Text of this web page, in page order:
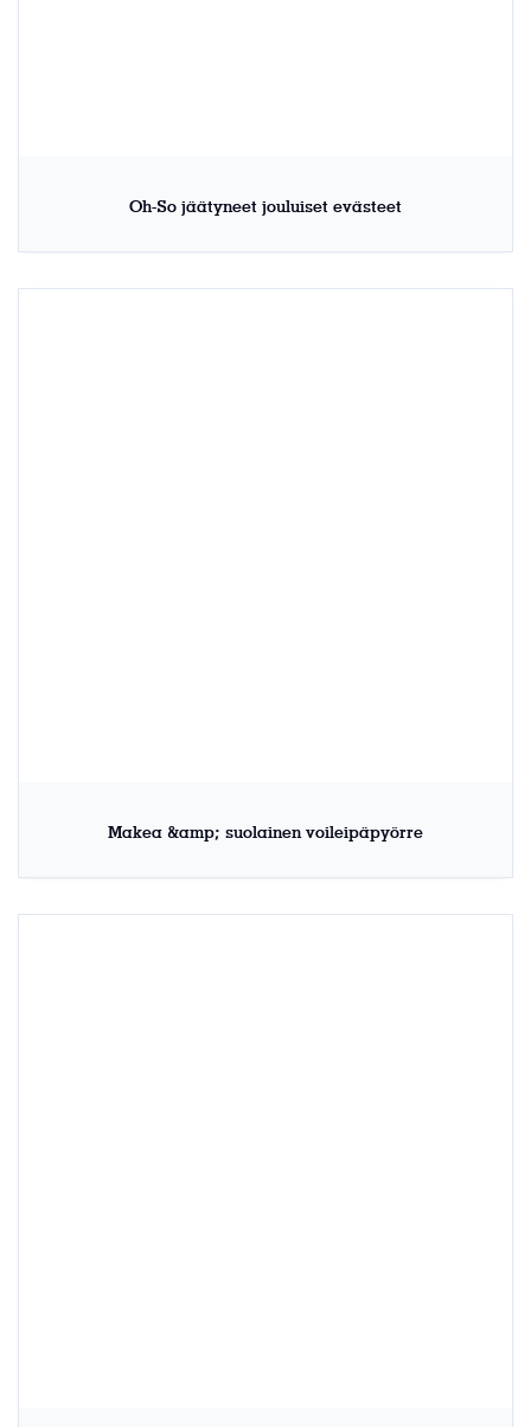
Oh-So jäätyneet jouluiset evästeet
Makea &amp; suolainen voileipäpyörre